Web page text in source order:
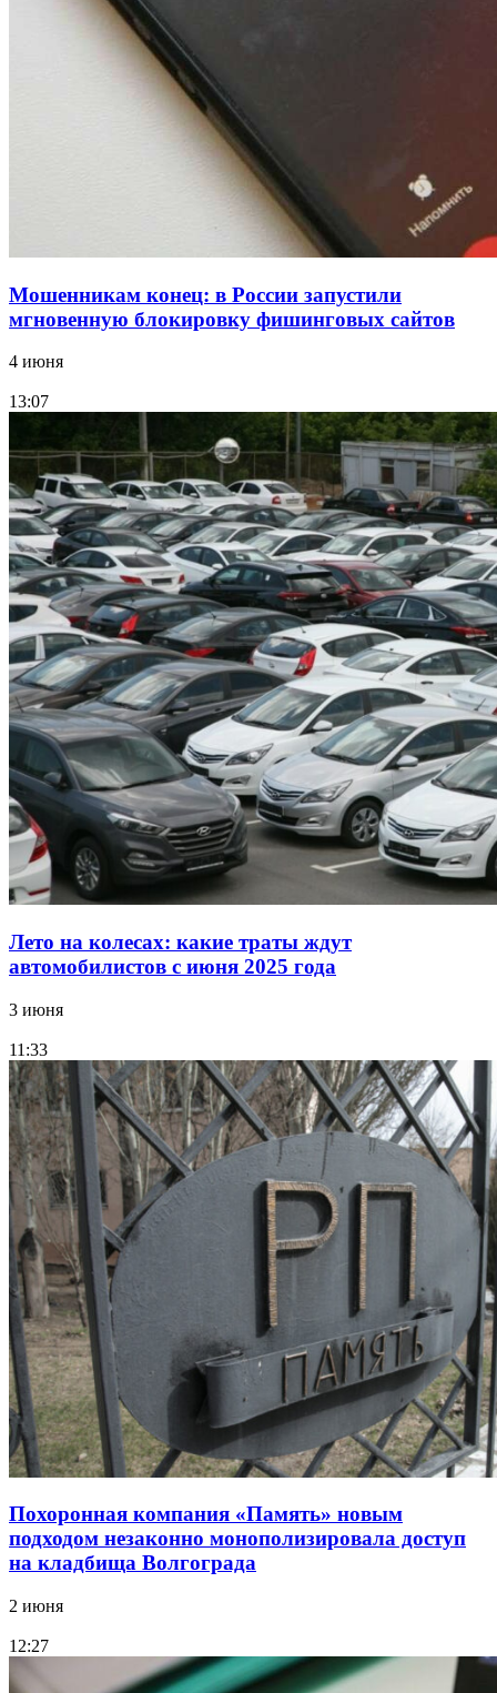
Волгоградские компании нарастили экспорт:
заключены контракты на 3,6 млн долларов
Мошенникам конец: в России запустили
мгновенную блокировку фишинговых сайтов
4 июня
13:07
Лето на колесах: какие траты ждут
автомобилистов с июня 2025 года
3 июня
11:33
Похоронная компания «Память» новым
подходом незаконно монополизировала доступ
на кладбища Волгограда
2 июня
12:27